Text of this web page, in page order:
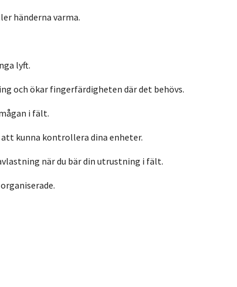
händerna varma.
lyft.
och ökar fingerfärdigheten där det behövs.
i fält.
kunna kontrollera dina enheter.
när du bär din utrustning i fält.